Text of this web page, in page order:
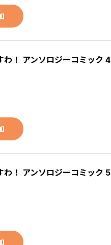
！ アンソロジーコミック 4
！ アンソロジーコミック 5